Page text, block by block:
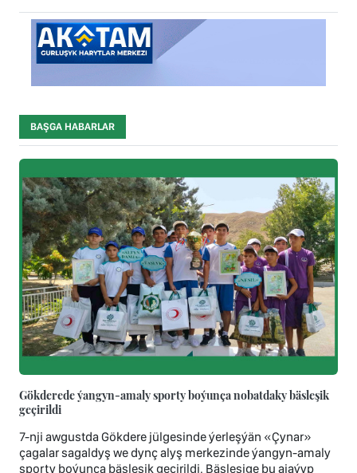
BAŞGA HABARLAR
Gökderede ýangyn-amaly sporty boýunça nobatdaky bäsleşik
geçirildi
7-nji awgustda Gökdere jülgesinde ýerleşýän «Çynar»
çagalar sagaldyş we dynç alyş merkezinde ýangyn-amaly
sporty boýunça bäsleşik geçirildi. Bäsleşige bu ajaýyp